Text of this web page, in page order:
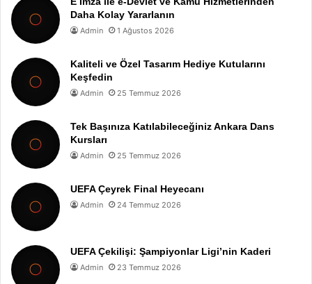
Daha Kolay Yararlanın
Admin 1 Ağustos 2026
Kaliteli ve Özel Tasarım Hediye Kutularını
Keşfedin
Admin 25 Temmuz 2026
Tek Başınıza Katılabileceğiniz Ankara Dans
Kursları
Admin 25 Temmuz 2026
UEFA Çeyrek Final Heyecanı
Admin 24 Temmuz 2026
UEFA Çekilişi: Şampiyonlar Ligi’nin Kaderi
Admin 23 Temmuz 2026